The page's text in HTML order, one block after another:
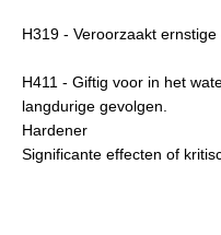
H319 - Veroorzaakt ernstige
H411 - Giftig voor in het
langdurige gevolgen.
Hardener
Significante effecten of